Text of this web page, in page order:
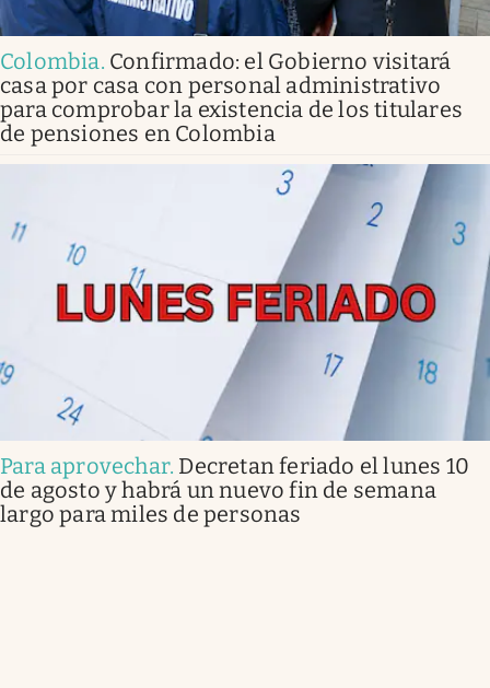
Colombia. Confirmado: el Gobierno visitará
casa por casa con personal administrativo
para comprobar la existencia de los titulares
de pensiones en Colombia
Para aprovechar. Decretan feriado el lunes 10
de agosto y habrá un nuevo fin de semana
largo para miles de personas